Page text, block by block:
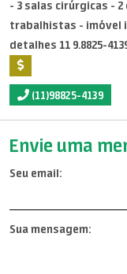
- 3 salas cirúrgicas -
trabalhistas - imóvel
detalhes 11 9.8825-
(11)98825-4139
Envie uma
Seu email:
Sua mensagem: